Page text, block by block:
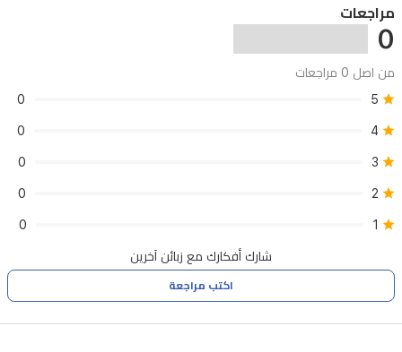
مراجعات
0
من اصل 0 مراجعات
5
0
4
0
3
0
2
0
1
0
شارك أفكارك مع زبائن آخرين
اكتب مراجعة